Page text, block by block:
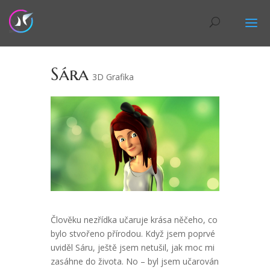
Sára 3D Grafika
Člověku nezřídka učaruje krása něčeho, co
bylo stvořeno přírodou. Když jsem poprvé
uviděl Sáru, ještě jsem netušil, jak moc mi
zasáhne do života. No – byl jsem učarován